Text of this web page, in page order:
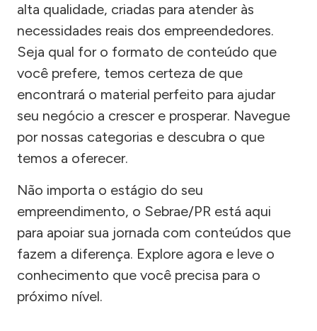
alta qualidade, criadas para atender às
necessidades reais dos empreendedores.
Seja qual for o formato de conteúdo que
você prefere, temos certeza de que
encontrará o material perfeito para ajudar
seu negócio a crescer e prosperar. Navegue
por nossas categorias e descubra o que
temos a oferecer.
Não importa o estágio do seu
empreendimento, o Sebrae/PR está aqui
para apoiar sua jornada com conteúdos que
fazem a diferença. Explore agora e leve o
conhecimento que você precisa para o
próximo nível.